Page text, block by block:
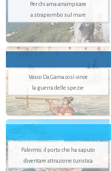
Per chi ama arrampicare
a strapiombo sul mare
Vasco Da Gama così vince
la guerra delle spezie
Palermo, il porto che ha saputo
diventare attrazione turistica